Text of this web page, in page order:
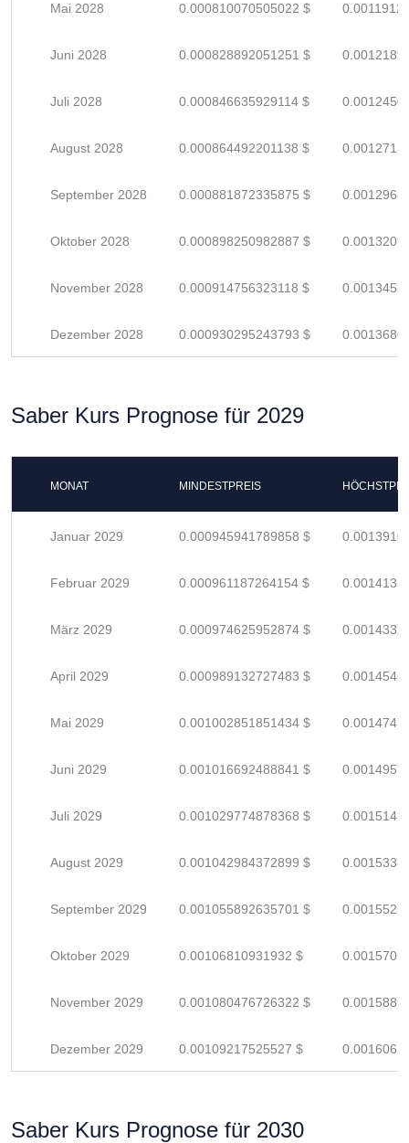
Mai 2028 0.000810070505022 $
Juni 2028 0.000828892051251 $
Juli 2028 0.000846635929114 $
August 2028 0.000864492201138 $
September 2028 0.000881872335875 $
Oktober 2028 0.000898250982887 $
November 2028 0.000914756323118 $
Dezember 2028 0.000930295243793 $
Saber Kurs Prognose für 2029
MONAT MINDESTPREIS
Januar 2029 0.000945941789858 $
Februar 2029 0.000961187264154 $
März 2029 0.000974625952874 $
April 2029 0.000989132727483 $
Mai 2029 0.001002851851434 $
Juni 2029 0.001016692488841 $
Juli 2029 0.001029774878368 $
August 2029 0.001042984372899 $
September 2029 0.001055892635701 $
Oktober 2029 0.00106810931932 $
November 2029 0.001080476726322 $
Dezember 2029 0.00109217525527 $
Saber Kurs Prognose für 2030